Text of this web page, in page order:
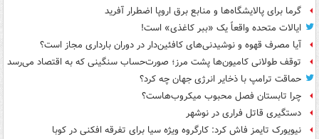
گرما برای پالایشگاه‌ها و منابع برق اروپا اضطرار آفرید
ایالات متحده واقعاً یک «ببر کاغذی» است!
آیا مصرف قهوه و نوشیدنی‌های کافئین‌دار در دوران بارداری مجاز است؟
توقف طولانی کامیون‌ها پشت مرز؛ صورت‌حساب سنگینی که به اقتصاد می‌رسد
حماقت ترامپ با ذخایر انرژی جهان چه کرد؟
چرا تابستان فصل محبوب میکروب‌هاست؟
دستگیری قاتل فراری در نوشهر
نیویورک تایمز فاش کرد: کارگروه ویژه سیا برای تفرقه افکنی در کوبا